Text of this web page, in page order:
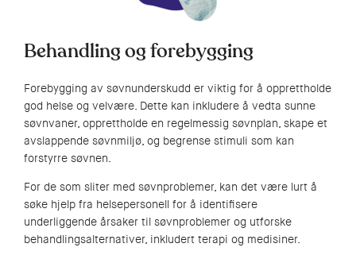
Behandling og forebygging
Forebygging av søvnunderskudd er viktig for å opprettholde
god helse og velvære. Dette kan inkludere å vedta sunne
søvnvaner, opprettholde en regelmessig søvnplan, skape et
avslappende søvnmiljø, og begrense stimuli som kan
forstyrre søvnen.
For de som sliter med søvnproblemer, kan det være lurt å
søke hjelp fra helsepersonell for å identifisere
underliggende årsaker til søvnproblemer og utforske
behandlingsalternativer, inkludert terapi og medisiner.